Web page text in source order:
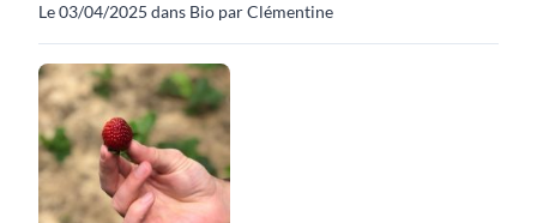
Le 03/04/2025 dans Bio par Clémentine